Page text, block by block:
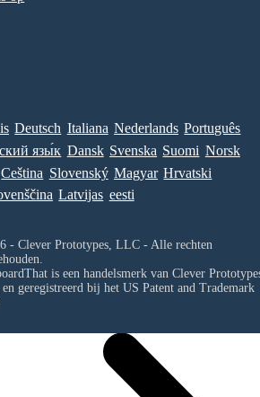
Deutsch Italiana Nederlands Português
язы́к Dansk Svenska Suomi Norsk
Ceština Slovenský Magyar Hrvatski
Latvijas eesti
- Clever Prototypes, LLC - Alle rechten
is een handelsmerk van Clever
geregistreerd bij het US Patent and Trademark